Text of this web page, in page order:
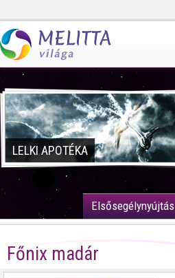
LELKI APOTÉKA
Elsősegélynyújtás
Főnix madár